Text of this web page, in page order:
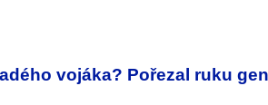
vojáka? Pořezal ruku